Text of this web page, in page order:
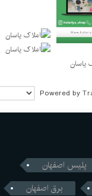
Powered by
پلیس اصفهان
برق اصفهان